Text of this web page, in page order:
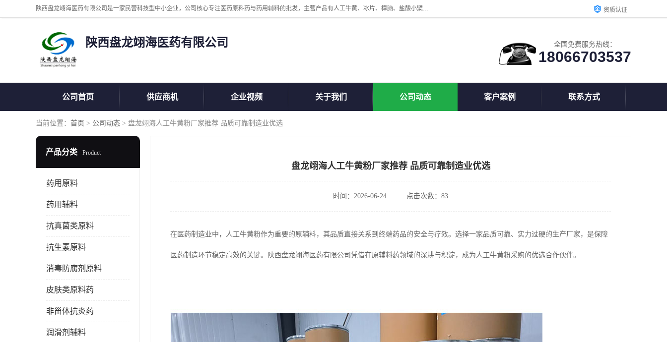
陕西盘龙翊海医药有限公司是一家民营科技型中小企业，公司核心专注医药原料药与药用辅料的批发，主营产品有人工牛黄、冰片、樟脑、盐酸小檗碱、氢氧化铝、枸橼酸喷托维林、甲硝唑、维生素B、维生素C、维生素E、克霉唑、利巴韦林、氯化铵等。 资质认证
陕西盘龙翊海医药有限公司 全国免费服务热线：
18066703537
公司首页 供应商机 企业视频 关于我们 公司动态 客户案例 联系方式
当前位置： 首页 > 公司动态 > 盘龙翊海人工牛黄粉厂家推荐 品质可靠制造业优选
产品分类 Product
药用原料
药用辅料
抗真菌类原料
抗生素原料
消毒防腐剂原料
皮肤类原料药
非甾体抗炎药
润滑剂辅料
盘龙翊海人工牛黄粉厂家推荐 品质可靠制造业优选
时间：2026-06-24 点击次数：83
在医药制造业中，人工牛黄粉作为重要的原辅料，其品质直接关系到终端药品的安全与疗效。选择一家品质可靠、实力过硬的生产厂家，是保障
医药制造环节稳定高效的关键。陕西盘龙翊海医药有限公司凭借在原辅料药领域的深耕与积淀，成为人工牛黄粉采购的优选合作伙伴。